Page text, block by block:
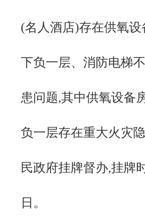
(名人酒店)存在供氧
下负一层、消防电梯
患问题,其中供氧设备
负一层存在重大火灾
民政府挂牌督办,挂牌
日。